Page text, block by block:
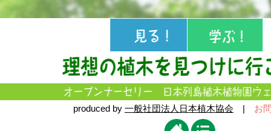
produced by 一般社団法人日本植木協会 | お